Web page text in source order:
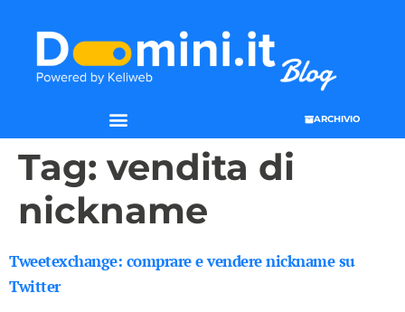
ARCHIVIO
Tag: vendita di
nickname
Tweetexchange: comprare e vendere nickname su
Twitter